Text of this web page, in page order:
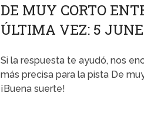
DE MUY CORTO
ÚLTIMA VEZ: 5
Si la respuesta te ayudó, nos
más precisa para la pista De
¡Buena suerte!